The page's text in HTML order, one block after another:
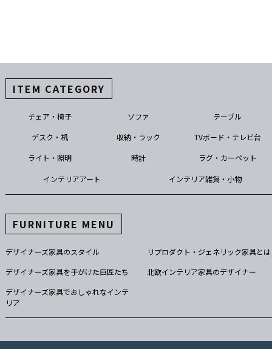
ITEM CATEGORY
チェア・椅子 ソファ テーブル
デスク・机 収納・ラック TVボード・テレビ台
ライト・照明 時計 ラグ・カーペット
インテリアアート インテリア雑貨・小物
FURNITURE MENU
デザイナーズ家具のスタイル
リプロダクト・ジェネリック家具とは
デザイナーズ家具を手がけた巨匠たち
北欧インテリア家具のデザイナー
デザイナーズ家具でおしゃれなインテ
リア